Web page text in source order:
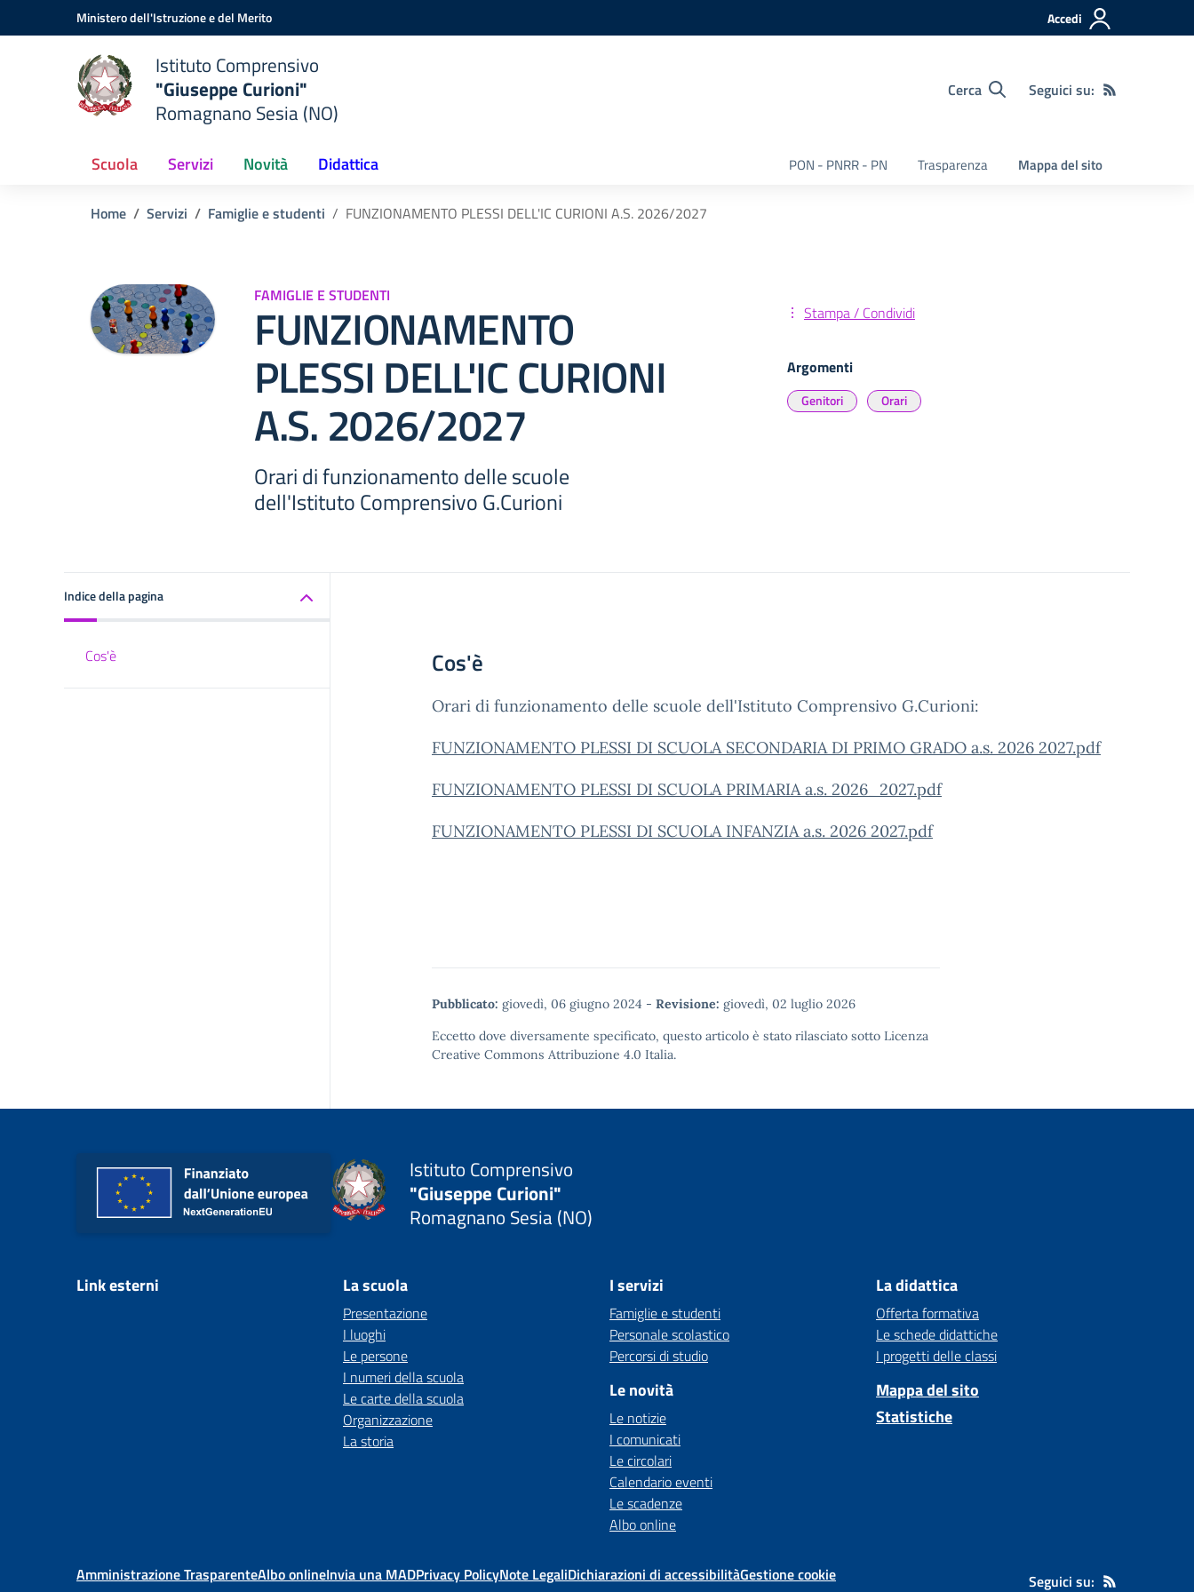
Vai ai contenuti
Vai al menu di navigazioneMinistero dell'Istruzione e del Merito Accedi
Istituto Comprensivo
"Giuseppe Curioni"
Romagnano Sesia (NO)
Cerca Seguici su:
Scuola Servizi Novità Didattica PON - PNRR - PN Trasparenza Mappa del sito
Home Servizi Famiglie e studenti FUNZIONAMENTO PLESSI DELL'IC CURIONI A.S. 2026/2027
FAMIGLIE E STUDENTI
FUNZIONAMENTO
PLESSI DELL'IC CURIONI
A.S. 2026/2027
Orari di funzionamento delle scuole
dell'Istituto Comprensivo G.Curioni
Stampa / Condividi
Argomenti
Genitori Orari
Indice della pagina
Cos'è Cos'è
Orari di funzionamento delle scuole dell'Istituto Comprensivo G.Curioni:
FUNZIONAMENTO PLESSI DI SCUOLA SECONDARIA DI PRIMO GRADO a.s. 2026 2027.pdf
FUNZIONAMENTO PLESSI DI SCUOLA PRIMARIA a.s. 2026_2027.pdf
FUNZIONAMENTO PLESSI DI SCUOLA INFANZIA a.s. 2026 2027.pdf
Pubblicato: giovedì, 06 giugno 2024 - Revisione: giovedì, 02 luglio 2026
Eccetto dove diversamente specificato, questo articolo è stato rilasciato sotto Licenza
Creative Commons Attribuzione 4.0 Italia.
Istituto Comprensivo
"Giuseppe Curioni"
Romagnano Sesia (NO)
Link esterni La scuola
Presentazione
I luoghi
Le persone
I numeri della scuola
Le carte della scuola
Organizzazione
La storia
I servizi
Famiglie e studenti
Personale scolastico
Percorsi di studio
Le novità
Le notizie
I comunicati
Le circolari
Calendario eventi
Le scadenze
Albo online
La didattica
Offerta formativa
Le schede didattiche
I progetti delle classi
Mappa del sito
Statistiche
Amministrazione TrasparenteAlbo onlineInvia una MADPrivacy PolicyNote LegaliDichiarazioni di accessibilitàGestione cookie Seguici su: